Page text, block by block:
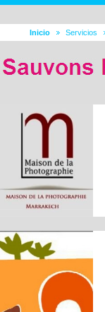
Inicio Servicios